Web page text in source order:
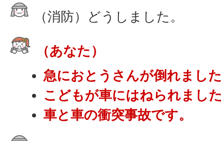
（消防）どうしました。
（あなた）
急におとうさんが倒れまし
こどもが車にはねられまし
車と車の衝突事故です。